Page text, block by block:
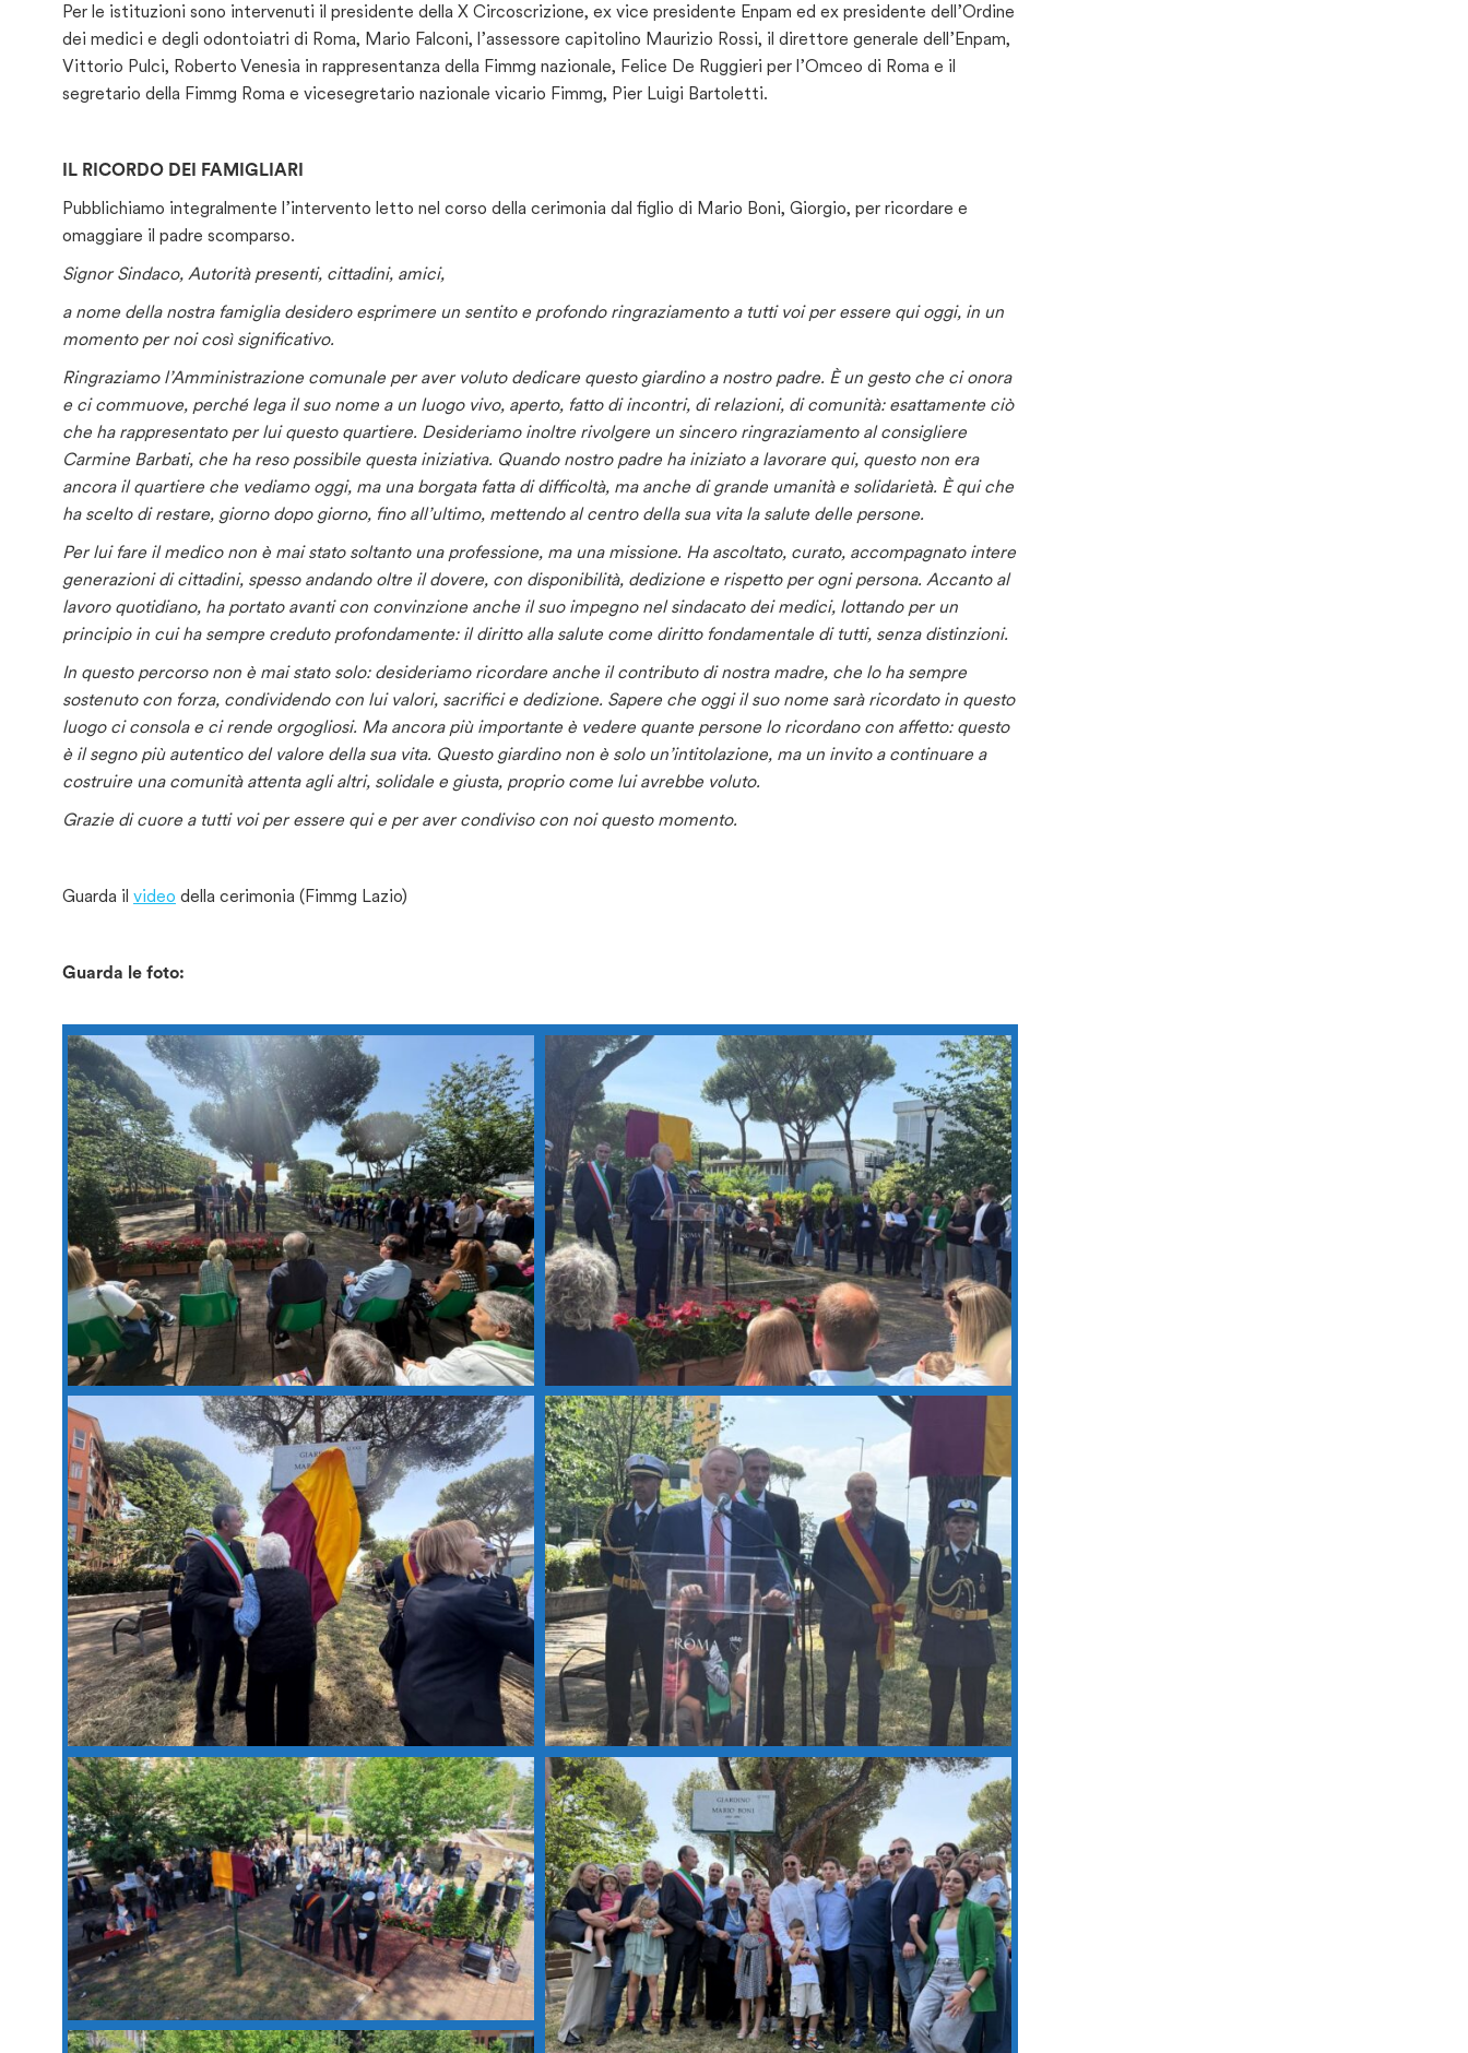
Per le istituzioni sono intervenuti il presidente della X Circoscrizione, ex vice presidente Enpam ed ex presidente dell’Ordine
dei medici e degli odontoiatri di Roma, Mario Falconi, l’assessore capitolino Maurizio Rossi, il direttore generale dell’Enpam,
Vittorio Pulci, Roberto Venesia in rappresentanza della Fimmg nazionale, Felice De Ruggieri per l’Omceo di Roma e il
segretario della Fimmg Roma e vicesegretario nazionale vicario Fimmg, Pier Luigi Bartoletti.
IL RICORDO DEI FAMIGLIARI
Pubblichiamo integralmente l’intervento letto nel corso della cerimonia dal figlio di Mario Boni, Giorgio, per ricordare e
omaggiare il padre scomparso.
Signor Sindaco, Autorità presenti, cittadini, amici,
a nome della nostra famiglia desidero esprimere un sentito e profondo ringraziamento a tutti voi per essere qui oggi, in un
momento per noi così significativo.
Ringraziamo l’Amministrazione comunale per aver voluto dedicare questo giardino a nostro padre. È un gesto che ci onora
e ci commuove, perché lega il suo nome a un luogo vivo, aperto, fatto di incontri, di relazioni, di comunità: esattamente ciò
che ha rappresentato per lui questo quartiere. Desideriamo inoltre rivolgere un sincero ringraziamento al consigliere
Carmine Barbati, che ha reso possibile questa iniziativa. Quando nostro padre ha iniziato a lavorare qui, questo non era
ancora il quartiere che vediamo oggi, ma una borgata fatta di difficoltà, ma anche di grande umanità e solidarietà. È qui che
ha scelto di restare, giorno dopo giorno, fino all’ultimo, mettendo al centro della sua vita la salute delle persone.
Per lui fare il medico non è mai stato soltanto una professione, ma una missione. Ha ascoltato, curato, accompagnato intere
generazioni di cittadini, spesso andando oltre il dovere, con disponibilità, dedizione e rispetto per ogni persona. Accanto al
lavoro quotidiano, ha portato avanti con convinzione anche il suo impegno nel sindacato dei medici, lottando per un
principio in cui ha sempre creduto profondamente: il diritto alla salute come diritto fondamentale di tutti, senza distinzioni.
In questo percorso non è mai stato solo: desideriamo ricordare anche il contributo di nostra madre, che lo ha sempre
sostenuto con forza, condividendo con lui valori, sacrifici e dedizione. Sapere che oggi il suo nome sarà ricordato in questo
luogo ci consola e ci rende orgogliosi. Ma ancora più importante è vedere quante persone lo ricordano con affetto: questo
è il segno più autentico del valore della sua vita. Questo giardino non è solo un’intitolazione, ma un invito a continuare a
costruire una comunità attenta agli altri, solidale e giusta, proprio come lui avrebbe voluto.
Grazie di cuore a tutti voi per essere qui e per aver condiviso con noi questo momento.
Guarda il video della cerimonia (Fimmg Lazio)
Guarda le foto: